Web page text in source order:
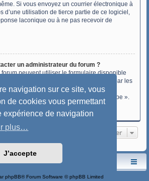
navigation sur ce site, vous
de cookies vous permettant
expérience de navigation
plus…
J’accepte
Si vous envoyez un courrier électronique à
d’une utilisation de tierce partie de ce logiciel,
laconique ou à ne pas recevoir de
un administrateur du forum ?
peuvent utiliser le formulaire disponible
» si cette fonctionnalité a été activée par les
peuvent également utiliser le lien « L’équipe ».
Aller
Le forum de la Yole-OK
phpBB® Forum Software © phpBB Limited